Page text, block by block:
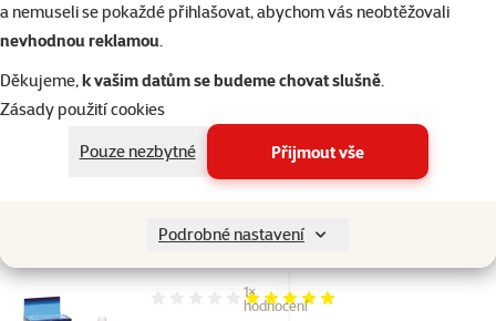
a nemuseli se pokaždé přihlašovat, abychom vás neobtěžovali
nevhodnou reklamou.
Děkujeme,k vašim datům se budeme chovat slušně.
Zásady použití cookies
Pouze nezbytné
Přijmout vše
Podrobné nastavení
Antimykotin HU-
BEN proti plísni
50ml
Hodnocení 0%
Cena
79 Kč
Hodnocení 100%, počet hodnocení: 1
1×
hodnocení